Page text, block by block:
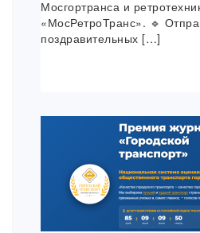
Мосгортранса и
«МосРетроТранс». 🔹
поздравительных […]